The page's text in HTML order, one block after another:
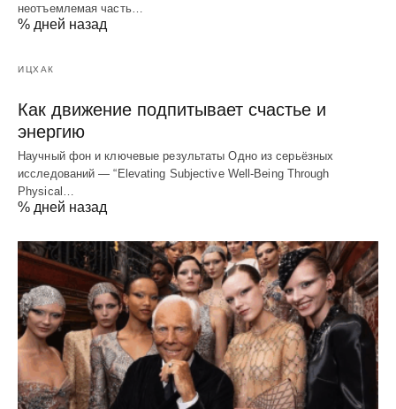
неотъемлемая часть…
% дней назад
ИЦХАК
Как движение подпитывает счастье и
энергию
Научный фон и ключевые результаты Одно из серьёзных
исследований — “Elevating Subjective Well‑Being Through
Physical…
% дней назад